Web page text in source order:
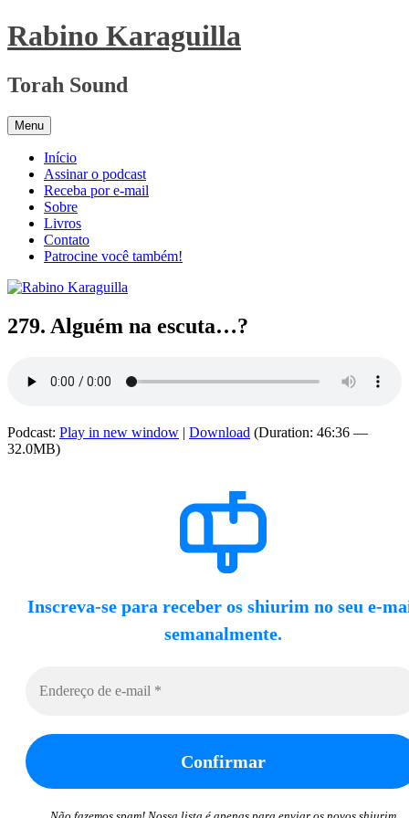
Pular
para
conteúdo
Rabino Karaguilla
Torah Sound
Menu
Início
Assinar o podcast
Receba por e-mail
Sobre
Livros
Contato
Patrocine você também!
279. Alguém na escuta…?
Podcast: Play in new window | Download (Duration: 46:36 —
32.0MB)
Inscreva-se para receber os shiurim no seu e-
semanalmente.